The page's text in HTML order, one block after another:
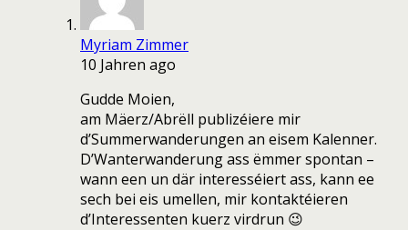
Myriam Zimmer
10 Jahren ago
Gudde Moien,
am Mäerz/Abrëll publizéiere mir
d’Summerwanderungen an eisem Kalenner.
D’Wanterwanderung ass ëmmer spontan –
wann een un där interesséiert ass, kann ee
sech bei eis umellen, mir kontaktéieren
d’Interessenten kuerz virdrun 😉